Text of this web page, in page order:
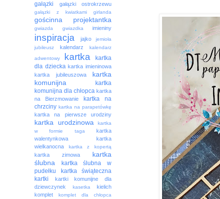
gałązki gałązki ostrokrzewu
gałązki z kwiatkami girlanda
gościnna projektantka
gwiazda gwiazdka imieniny
inspiracja jajko
jemioła
jubileusz
kalendarz
kalendarz
adwentowy
kartka
kartka
dla dziecka kartka imieninowa
kartka jubileuszowa
kartka
komunijna
kartka
komunijna dla chłopca kartka
na Bierzmowanie
kartka na
chrzciny kartka na parapetówkę
kartka na pierwsze urodziny
kartka urodzinowa
kartka
w formie taga
kartka
walentynkowa
kartka
wielkanocna
kartka z kopertą
kartka zimowa
kartka
ślubna
kartka ślubna w
pudełku
kartka świąteczna
kartki
kartki komunijne dla
dziewczynek
kasetka
kielich
komplet
komplet dla chłopca